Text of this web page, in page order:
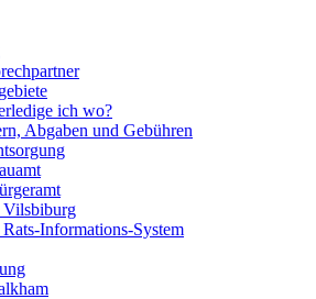
ich wo?
Abgaben und Gebühren
Vilsbiburg
Informations-System